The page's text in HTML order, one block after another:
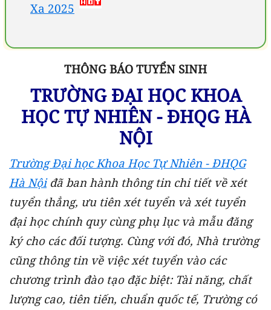
Xa 2025
THÔNG BÁO TUYỂN SINH
TRƯỜNG ĐẠI HỌC KHOA
HỌC TỰ NHIÊN - ĐHQG HÀ
NỘI
Trường Đại học Khoa Học Tự Nhiên - ĐHQG
Hà Nộiđã ban hành thông tin chi tiết về xét
tuyển thẳng, ưu tiên xét tuyển và xét tuyển
đại học chính quy cùng phụ lục và mẫu đăng
ký cho các đối tượng. Cùng với đó, Nhà trường
cũng thông tin về việc xét tuyển vào các
chương trình đào tạo đặc biệt: Tài năng, chất
lượng cao, tiên tiến, chuẩn quốc tế, Trường có